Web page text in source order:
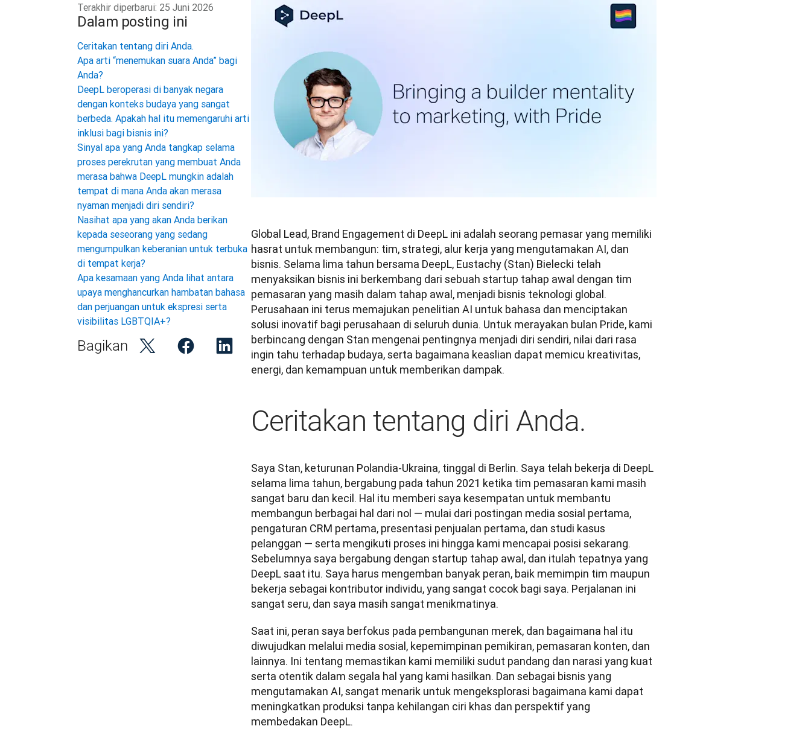
Global Lead, Brand Engagement di DeepL ini adalah seorang pemasar yang memiliki
hasrat untuk membangun: tim, strategi, alur kerja yang mengutamakan AI, dan
bisnis. Selama lima tahun bersama DeepL, Eustachy (Stan) Bielecki telah
menyaksikan bisnis ini berkembang dari sebuah startup tahap awal dengan tim
pemasaran yang masih dalam tahap awal, menjadi bisnis teknologi global.
Perusahaan ini terus memajukan penelitian AI untuk bahasa dan menciptakan
solusi inovatif bagi perusahaan di seluruh dunia. Untuk merayakan bulan Pride, kami
berbincang dengan Stan mengenai pentingnya menjadi diri sendiri, nilai dari rasa
ingin tahu terhadap budaya, serta bagaimana keaslian dapat memicu kreativitas,
energi, dan kemampuan untuk memberikan dampak.
Ceritakan tentang diri Anda.
Saya Stan, keturunan Polandia-Ukraina, tinggal di Berlin. Saya telah bekerja di DeepL
selama lima tahun, bergabung pada tahun 2021 ketika tim pemasaran kami masih
sangat baru dan kecil. Hal itu memberi saya kesempatan untuk membantu
membangun berbagai hal dari nol — mulai dari postingan media sosial pertama,
pengaturan CRM pertama, presentasi penjualan pertama, dan studi kasus
pelanggan — serta mengikuti proses ini hingga kami mencapai posisi sekarang.
Sebelumnya saya bergabung dengan startup tahap awal, dan itulah tepatnya yang
DeepL saat itu. Saya harus mengemban banyak peran, baik memimpin tim maupun
bekerja sebagai kontributor individu, yang sangat cocok bagi saya. Perjalanan ini
sangat seru, dan saya masih sangat menikmatinya.
Saat ini, peran saya berfokus pada pembangunan merek, dan bagaimana hal itu
diwujudkan melalui media sosial, kepemimpinan pemikiran, pemasaran konten, dan
lainnya. Ini tentang memastikan kami memiliki sudut pandang dan narasi yang kuat
serta otentik dalam segala hal yang kami hasilkan. Dan sebagai bisnis yang
mengutamakan AI, sangat menarik untuk mengeksplorasi bagaimana kami dapat
meningkatkan produksi tanpa kehilangan ciri khas dan perspektif yang
membedakan DeepL.
Terakhir diperbarui: 25 Juni 2026
Dalam posting ini
Ceritakan tentang diri Anda.
Apa arti “menemukan suara Anda” bagi
Anda?
DeepL beroperasi di banyak negara
dengan konteks budaya yang sangat
berbeda. Apakah hal itu memengaruhi arti
inklusi bagi bisnis ini?
Sinyal apa yang Anda tangkap selama
proses perekrutan yang membuat Anda
merasa bahwa DeepL mungkin adalah
tempat di mana Anda akan merasa
nyaman menjadi diri sendiri?
Nasihat apa yang akan Anda berikan
kepada seseorang yang sedang
mengumpulkan keberanian untuk terbuka
di tempat kerja?
Apa kesamaan yang Anda lihat antara
upaya menghancurkan hambatan bahasa
dan perjuangan untuk ekspresi serta
visibilitas LGBTQIA+?
Bagikan